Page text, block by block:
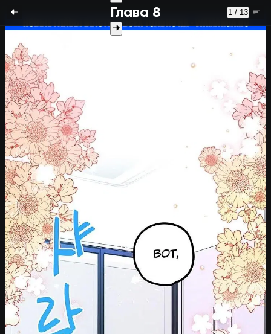
Глава 8 1 / 13